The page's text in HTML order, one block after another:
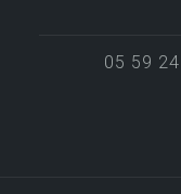
05 59